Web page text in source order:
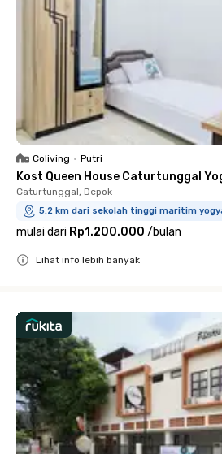
Coliving • Putri
Kost Queen House Caturtunggal
Caturtunggal, Depok
5.2 km dari sekolah tinggi maritim
mulai dari Rp1.200.000 /bulan
Lihat info lebih banyak